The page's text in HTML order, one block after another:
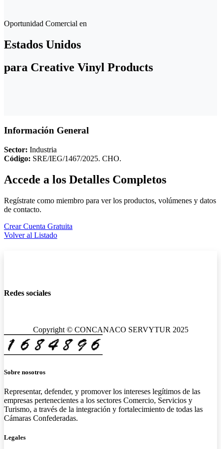
Oportunidad Comercial en
Estados Unidos
para Creative Vinyl Products
Información General
Sector: Industria
Código: SRE/IEG/1467/2025. CHO.
Accede a los Detalles Completos
Regístrate como miembro para ver los productos, volúmenes y datos
de contacto.
Crear Cuenta Gratuita
Volver al Listado
Redes sociales
Copyright © CONCANACO SERVYTUR 2025
Sobre nosotros
Representar, defender, y promover los intereses legítimos de las
empresas pertenecientes a los sectores Comercio, Servicios y
Turismo, a través de la integración y fortalecimiento de todas las
Cámaras Confederadas.
Legales